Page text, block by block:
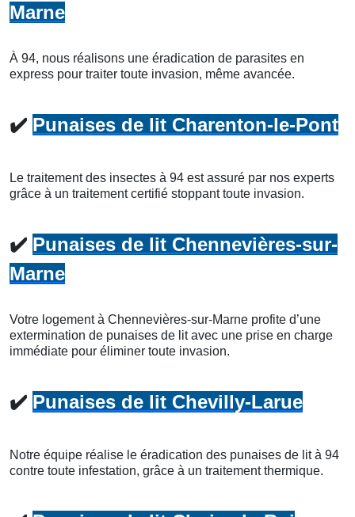
Marne
À 94, nous réalisons une éradication de parasites en
express pour traiter toute invasion, même avancée.
✔️ Punaises de lit Charenton-le-Pont
Le traitement des insectes à 94 est assuré par nos experts
grâce à un traitement certifié stoppant toute invasion.
✔️ Punaises de lit Chennevières-sur-
Marne
Votre logement à Chennevières-sur-Marne profite d’une
extermination de punaises de lit avec une prise en charge
immédiate pour éliminer toute invasion.
✔️ Punaises de lit Chevilly-Larue
Notre équipe réalise le éradication des punaises de lit à 94
contre toute infestation, grâce à un traitement thermique.